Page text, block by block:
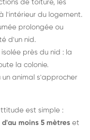
de toiture, les
l'intérieur du logement.
prolongée ou
d'un nid.
près du nid : la
la colonie.
un animal s'approcher
est simple :
moins 5 mètres et